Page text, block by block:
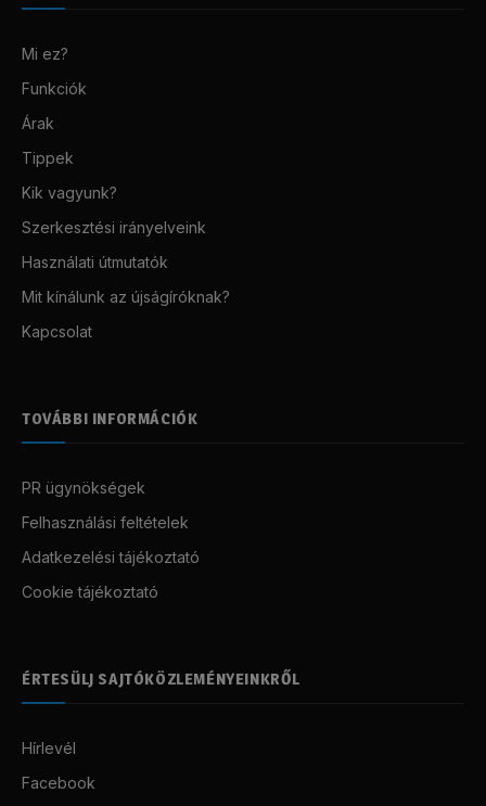
Mi ez?
Funkciók
Árak
Tippek
Kik vagyunk?
Szerkesztési irányelveink
Használati útmutatók
Mit kínálunk az újságíróknak?
Kapcsolat
TOVÁBBI INFORMÁCIÓK
PR ügynökségek
Felhasználási feltételek
Adatkezelési tájékoztató
Cookie tájékoztató
ÉRTESÜLJ SAJTÓKÖZLEMÉNYEINKRŐL
Hírlevél
Facebook